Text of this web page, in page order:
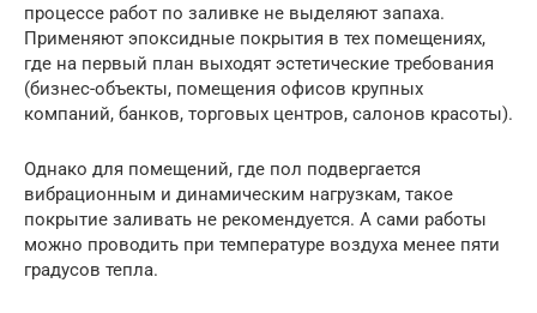
процессе работ по заливке не выделяют запаха.
Применяют эпоксидные покрытия в тех помещениях,
где на первый план выходят эстетические требования
(бизнес-объекты, помещения офисов крупных
компаний, банков, торговых центров, салонов красоты).
Однако для помещений, где пол подвергается
вибрационным и динамическим нагрузкам, такое
покрытие заливать не рекомендуется. А сами работы
можно проводить при температуре воздуха менее пяти
градусов тепла.